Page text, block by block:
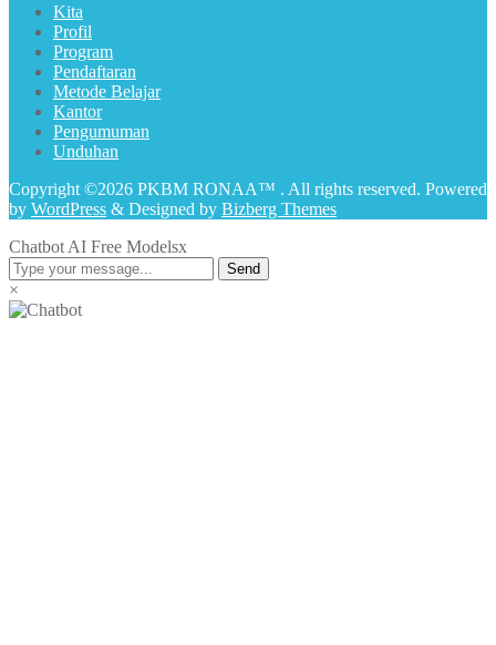
Kita
Profil
Program
Pendaftaran
Metode Belajar
Kantor
Pengumuman
Unduhan
Copyright ©2026 PKBM RONAA™ . All rights reserved. Powered
by WordPress & Designed by Bizberg Themes
Chatbot AI Free Modelsx
Send
×